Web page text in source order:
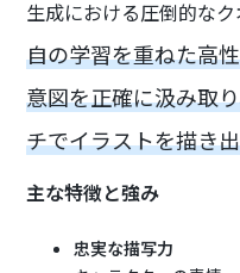
生成における圧倒的な
自の学習を重ねた高
意図を正確に汲み取
チでイラストを描き
主な特徴と強み
忠実な描写力